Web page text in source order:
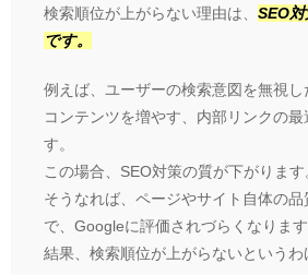
検索順位が上がらない理由は、 SEO
です。
例えば、ユーザーの検索意図を無視
コンテンツを増やす、内部リンクの
す。
この場合、SEO対策の質が下がります
そうなれば、ページやサイト自体の
で、Googleに評価されづらくなります
結果、検索順位が上がらないというわ